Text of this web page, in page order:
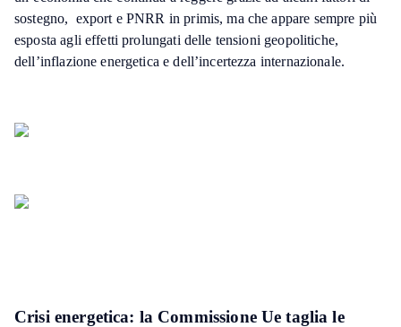
sostegno, export e PNRR in primis, ma che appare sempre più
esposta agli effetti prolungati delle tensioni geopolitiche,
dell’inflazione energetica e dell’incertezza internazionale.
Crisi energetica: la Commissione Ue taglia le